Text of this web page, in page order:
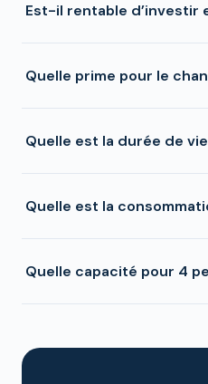
Est-il rentable d’investir
Quelle prime pour le
Quelle est la durée de
Quelle est la
Quelle capacité pour 4